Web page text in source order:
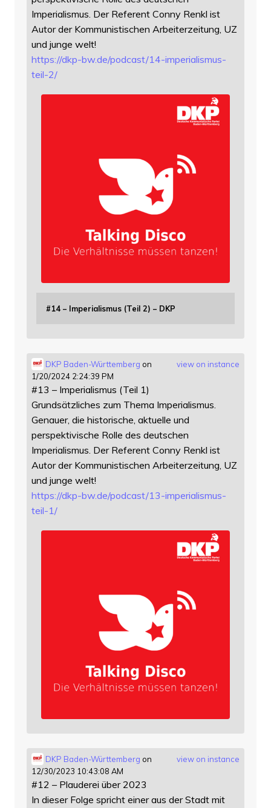
Imperialismus. Der Referent Conny Renkl ist
Autor der Kommunistischen Arbeiterzeitung, UZ
und junge welt!
https://dkp-bw.de/podcast/14-imperialismus-
teil-2/
#14 – Imperialismus (Teil 2) – DKP
view on instance
DKP Baden-Württemberg on
1/20/2024 2:24:39 PM
#13 – Imperialismus (Teil 1)
Grundsätzliches zum Thema Imperialismus.
Genauer, die historische, aktuelle und
perspektivische Rolle des deutschen
Imperialismus. Der Referent Conny Renkl ist
Autor der Kommunistischen Arbeiterzeitung, UZ
und junge welt!
https://dkp-bw.de/podcast/13-imperialismus-
teil-1/
view on instance
DKP Baden-Württemberg on
12/30/2023 10:43:08 AM
#12 – Plauderei über 2023
In dieser Folge spricht einer aus der Stadt mit